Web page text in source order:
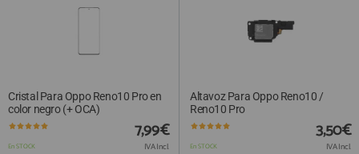
Cristal Para Oppo Reno10 Pro en
color negro (+ OCA)
En STOCK
7,99€
IVA Incl.
Altavoz Para Oppo Reno10 /
Reno10 Pro
En STOCK
3,50€
IVA Incl.